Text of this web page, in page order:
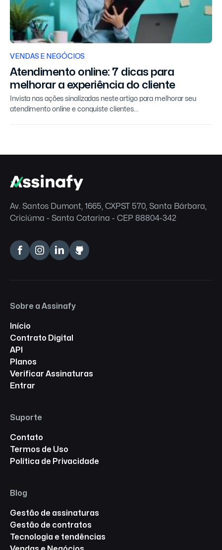
VENDAS E NEGÓCIOS
Atendimento online: 7 dicas para
melhorar a experiência do cliente
Invista nas ações sinalizadas neste artigo para melhorar seu
atendimento online e conquiste clientes...
Av. Santos Dumont, 1665, CXPST 570, Santa Bárbara,
Criciúma - Santa Catarina - CEP 88804-342
Sobre a Assinafy
Início
Contrato Digital
API
Planos
Verificar Assinaturas
Entrar
Suporte
Contato
Termos de Uso
Política de Privacidade
Blog
Gestão de assinaturas
Gestão de contratos
Tecnologia e tendências